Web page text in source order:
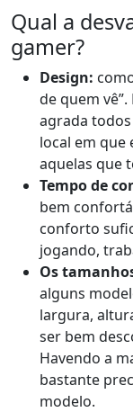
Qual a
gamer?
Design:
de quem
agrada
local em que
aquelas que
Tempo de
bem
conforto
jogando,
Os
alguns
largura,
ser bem
Havendo a
bastante
modelo.